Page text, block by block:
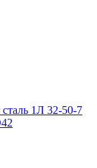
1Л 32-50-7